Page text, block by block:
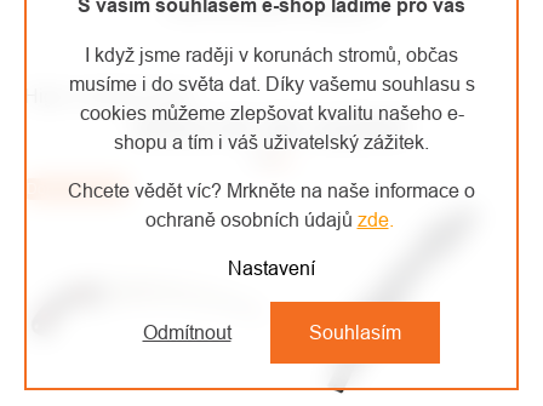
S vaším souhlasem e-shop ladíme pro vás
I když jsme raději v korunách stromů, občas
musíme i do světa dat. Díky vašemu souhlasu s
cookies můžeme zlepšovat kvalitu našeho e-
shopu a tím i váš uživatelský zážitek.
Chcete vědět víc? Mrkněte na naše informace o
ochraně osobních údajů zde.
Nastavení
Odmítnout Souhlasím
Nožní pouzdro Sawpod
High-contrast mode
MOHLO BY VÁS ZAJÍMAT
Doporučujeme